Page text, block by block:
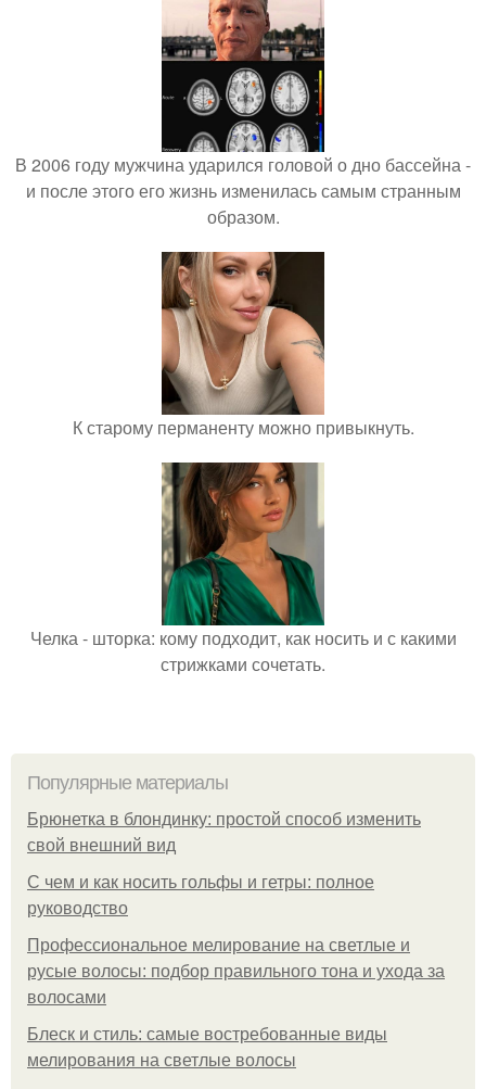
В 2006 году мужчина ударился головой о дно бассейна -
и после этого его жизнь изменилась самым странным
образом.
К старому перманенту можно привыкнуть.
Челка - шторка: кому подходит, как носить и с какими
стрижками сочетать.
Популярные материалы
Брюнетка в блондинку: простой способ изменить
свой внешний вид
С чем и как носить гольфы и гетры: полное
руководство
Профессиональное мелирование на светлые и
русые волосы: подбор правильного тона и ухода за
волосами
Блеск и стиль: самые востребованные виды
мелирования на светлые волосы